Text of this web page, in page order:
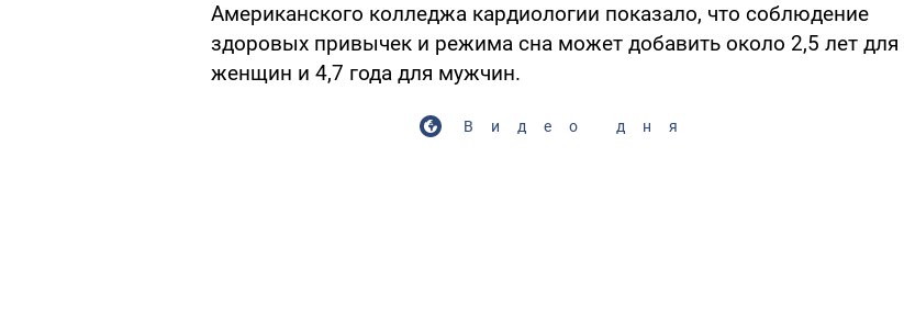
Американского колледжа кардиологии показало, что соблюдение
здоровых привычек и режима сна может добавить около 2,5 лет для
женщин и 4,7 года для мужчин.
Видео дня